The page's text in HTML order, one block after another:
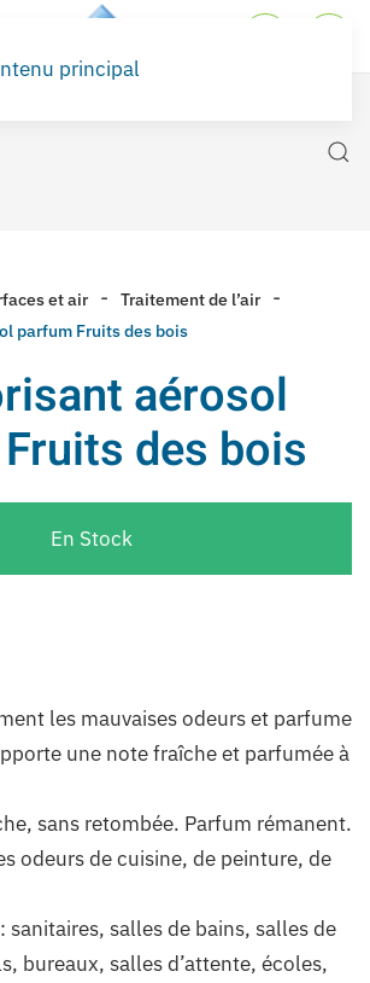
principal
et air
Traitement de l’air
parfum Fruits des bois
aérosol
des bois
En Stock
les mauvaises odeurs et parfume
une note fraîche et parfumée à
sans retombée. Parfum rémanent.
odeurs de cuisine, de peinture, de
sanitaires, salles de bains, salles de
bureaux, salles d’attente, écoles,